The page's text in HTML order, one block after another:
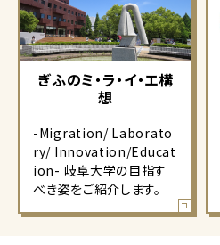
ぎふのミ・ラ・イ・エ構
想
-Migration/ Laborato
ry/ Innovation/Educat
ion- 岐阜大学の目指す
べき姿をご紹介します。